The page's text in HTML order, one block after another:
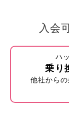
入会
ハ
乗り
他社から